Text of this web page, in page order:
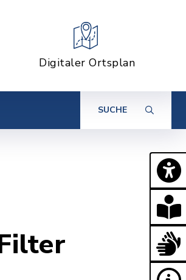
Digitaler Ortsplan
SUCHE